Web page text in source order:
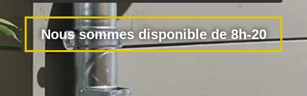
Nous sommes disponible de 8h-20